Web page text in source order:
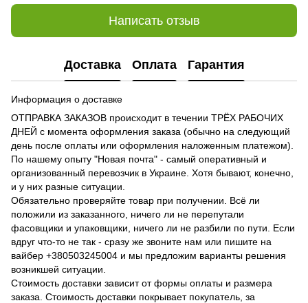
Написать отзыв
Доставка Оплата Гарантия
Информация о доставке
ОТПРАВКА ЗАКАЗОВ происходит в течении ТРЁХ РАБОЧИХ
ДНЕЙ с момента оформления заказа (обычно на следующий
день после оплаты или оформления наложенным платежом).
По нашему опыту "Новая почта" - самый оперативный и
организованный перевозчик в Украине. Хотя бывают, конечно,
и у них разные ситуации.
Обязательно проверяйте товар при получении. Всё ли
положили из заказанного, ничего ли не перепутали
фасовщики и упаковщики, ничего ли не разбили по пути. Если
вдруг что-то не так - сразу же звоните нам или пишите на
вайбер +380503245004 и мы предложим варианты решения
возникшей ситуации.
Стоимость доставки зависит от формы оплаты и размера
заказа. Стоимость доставки покрывает покупатель, за